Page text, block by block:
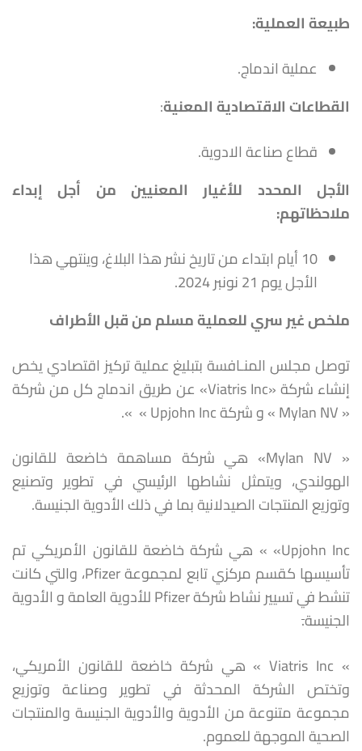
طبيعة العملية:
عملية اندماج.
القطاعات الاقتصادية المعنية:
قطاع صناعة الادوية.
الأجل المحدد للأغيار المعنيين من أجل إبداء
ملاحظاتهم:
10 أيام ابتداء من تاريخ نشر هذا البلاغ، وينتهي هذا
الأجل يوم 21 نونبر 2024.
ملخص غير سري للعملية مسلم من قبل الأطراف
توصل مجلس المنـافسة بتبليغ عملية تركيز اقتصادي يخص
إنشاء شركة «Viatris Inc» عن طريق اندماج كل من شركة
« Mylan NV » و شركة Upjohn Inc » ».
« Mylan NV» هي شركة مساهمة خاضعة للقانون
الهولندي، ويتمثل نشاطها الرئيسي في تطوير وتصنيع
وتوزيع المنتجات الصيدلانية بما في ذلك الأدوية الجنيسة.
Upjohn Inc» » هي شركة خاضعة للقانون الأمريكي تم
تأسيسها كقسم مركزي تابع لمجموعة Pfizer، والتي كانت
تنشط في تسيير نشاط شركة Pfizer للأدوية العامة و الأدوية
الجنيسة.
» Viatris Inc » هي شركة خاضعة للقانون الأمريكي،
وتختص الشركة المحدثة في تطوير وصناعة وتوزيع
مجموعة متنوعة من الأدوية والأدوية الجنيسة والمنتجات
الصحية الموجهة للعموم.